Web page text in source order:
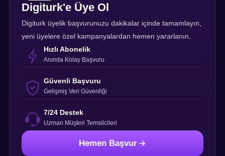
Digiturk'e Üye Ol
Digiturk üyelik başvurunuzu dakikalar içinde tamamlayın,
yeni üyelere özel kampanyalardan hemen yararlanın.
Hızlı Abonelik
Anında Kolay Başvuru
Güvenli Başvuru
Gelişmiş Veri Güvenliği
7/24 Destek
Uzman Müşteri Temsilcileri
Hemen Başvur